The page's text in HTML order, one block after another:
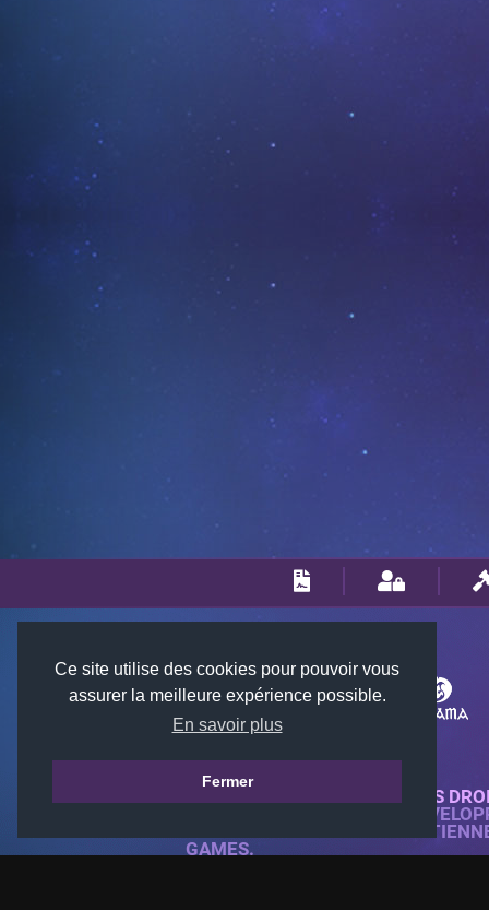
Ce site utilise des cookies pour pouvoir vous
assurer la meilleure expérience possible.
En savoir plus
Fermer
© 2018-2026 KTARENA. TOUS
SITE WEB ENTIÈREMENT
TOUTES LES IMAGES
GAMES.